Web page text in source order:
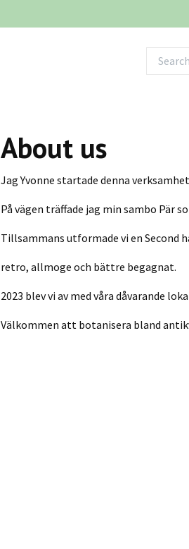
About us
Jag Yvonne startade denna
På vägen träffade jag min sambo Pär
Tillsammans utformade vi en
retro, allmoge och bättre begagnat.
2023 blev vi av med våra dåvarande
Välkommen att botanisera bland